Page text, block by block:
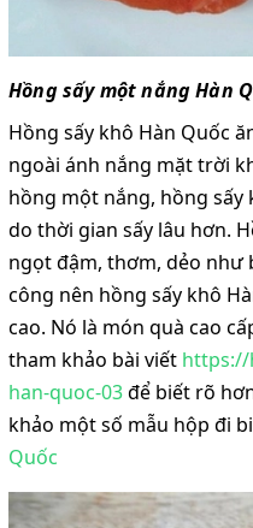
Hồng sấy một nắng Hàn
Hồng sấy khô Hàn Quốc
ngoài ánh nắng mặt trời
hồng một nắng, hồng sấy
do thời gian sấy lâu hơn.
ngọt đậm, thơm, dẻo như
công nên hồng sấy khô
cao. Nó là món quà cao
tham khảo bài viết https://
han-quoc-03để biết rõ
khảo một số mẫu hộp đi
Quốc